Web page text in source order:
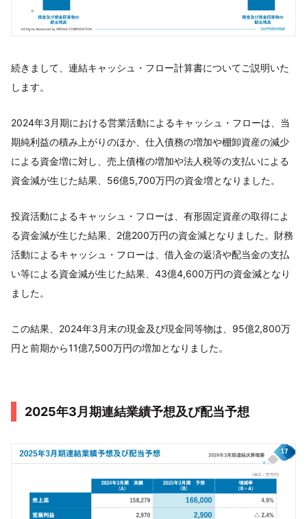
続きまして、連結キャッシュ・フロー計算書についてご説明いた
します。
2024年3月期における営業活動によるキャッシュ・フローは、当
期純利益の積み上がりのほか、仕入債務の増加や棚卸資産の減少
による資金増に対し、売上債権の増加や法人税等の支払いによる
資金減が生じた結果、56億5,700万円の資金増となりました。
投資活動によるキャッシュ・フローは、有形固定資産の取得によ
る資金減が生じた結果、2億200万円の資金減となりました。財務
活動によるキャッシュ・フローは、借入金の返済や配当金の支払
い等による資金減が生じた結果、43億4,600万円の資金減となり
ました。
この結果、2024年3月末の現金及び現金同等物は、95億2,800万
円と前期から11億7,500万円の増加となりました。
2025年3月期連結業績予想及び配当予想